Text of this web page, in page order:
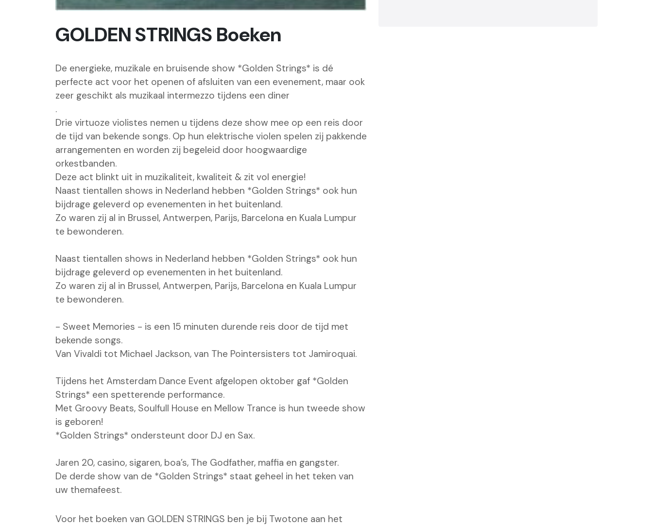
GOLDEN STRINGS Boeken
De energieke, muzikale en bruisende show *Golden Strings* is dé
perfecte act voor het openen of afsluiten van een evenement, maar ook
zeer geschikt als muzikaal intermezzo tijdens een diner
.
Drie virtuoze violistes nemen u tijdens deze show mee op een reis door
de tijd van bekende songs. Op hun elektrische violen spelen zij pakkende
arrangementen en worden zij begeleid door hoogwaardige
orkestbanden.
Deze act blinkt uit in muzikaliteit, kwaliteit & zit vol energie!
Naast tientallen shows in Nederland hebben *Golden Strings* ook hun
bijdrage geleverd op evenementen in het buitenland.
Zo waren zij al in Brussel, Antwerpen, Parijs, Barcelona en Kuala Lumpur
te bewonderen.
Naast tientallen shows in Nederland hebben *Golden Strings* ook hun
bijdrage geleverd op evenementen in het buitenland.
Zo waren zij al in Brussel, Antwerpen, Parijs, Barcelona en Kuala Lumpur
te bewonderen.
- Sweet Memories - is een 15 minuten durende reis door de tijd met
bekende songs.
Van Vivaldi tot Michael Jackson, van The Pointersisters tot Jamiroquai.
Tijdens het Amsterdam Dance Event afgelopen oktober gaf *Golden
Strings* een spetterende performance.
Met Groovy Beats, Soulfull House en Mellow Trance is hun tweede show
is geboren!
*Golden Strings* ondersteunt door DJ en Sax.
Jaren 20, casino, sigaren, boa’s, The Godfather, maffia en gangster.
De derde show van de *Golden Strings* staat geheel in het teken van
uw themafeest.
Voor het boeken van GOLDEN STRINGS ben je bij Twotone aan het